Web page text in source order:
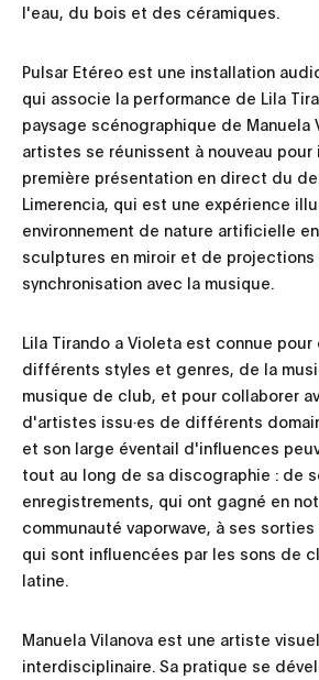
l'eau, du bois et des céramiques.
Pulsar Etéreo est une installation
qui associe la performance de Lila
paysage scénographique de Manuela
artistes se réunissent à nouveau
première présentation en direct du
Limerencia, qui est une expérience
environnement de nature artificielle
sculptures en miroir et de projections
synchronisation avec la musique.
Lila Tirando a Violeta est connue pour
différents styles et genres, de la
musique de club, et pour collaborer
d'artistes issu·es de différents
et son large éventail d'influences
tout au long de sa discographie : de
enregistrements, qui ont gagné en
communauté vaporwave, à ses
qui sont influencées par les sons de
latine.
Manuela Vilanova est une artiste
interdisciplinaire. Sa pratique se